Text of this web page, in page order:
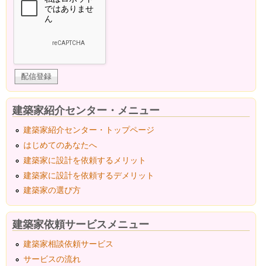
建築家紹介センター・メニュー
建築家紹介センター・トップページ
はじめてのあなたへ
建築家に設計を依頼するメリット
建築家に設計を依頼するデメリット
建築家の選び方
建築家依頼サービスメニュー
建築家相談依頼サービス
サービスの流れ